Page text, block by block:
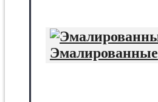
Эмалированные